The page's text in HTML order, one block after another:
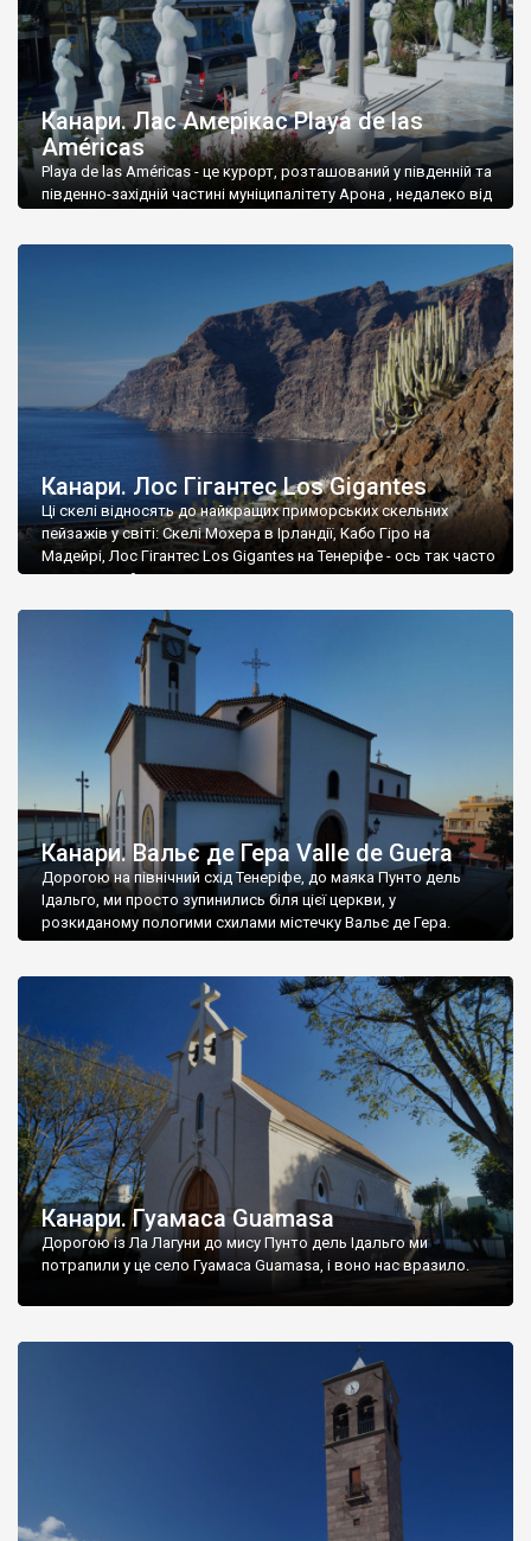
Канари. Лас Амерікас Playa de las
Américas
Playa de las Américas - це курорт, розташований у південній та
південно-західній частині муніципалітету Арона , недалеко від
Канари. Лос Гігантес Los Gigantes
Ці скелі відносять до найкращих приморських скельних
пейзажів у світі: Скелі Мохера в Ірландії, Кабо Гіро на
Мадейрі, Лос Гігантес Los Gigantes на Тенеріфе - ось так часто
виглядає цей список.
Канари. Вальє де Гера Valle de Guera
Дорогою на північний схід Тенеріфе, до маяка Пунто дель
Ідальго, ми просто зупинились біля цієї церкви, у
розкиданому пологими схилами містечку Вальє де Гера.
Канари. Гуамаса Guamasa
Дорогою із Ла Лагуни до мису Пунто дель Ідальго ми
потрапили у це село Гуамаса Guamasa, і воно нас вразило.